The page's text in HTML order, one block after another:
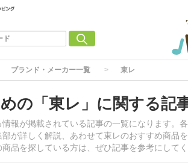
ブランド・メーカー一覧 東レ
の「東レ」に関する記
報が掲載されている記事の一覧になります。
部が詳しく解説、あわせて東レのおすすめ商品
品を探している方は、ぜひ記事を参考にしてく